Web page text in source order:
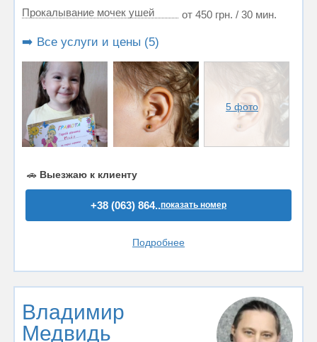
Прокалывание мочек ушей
от 450 грн. / 30 мин.
➡️ Все услуги и цены (5)
5 фото
🚗 Выезжаю к клиенту
+38 (063) 864..показать номер
Подробнее
Владимир
Медвидь